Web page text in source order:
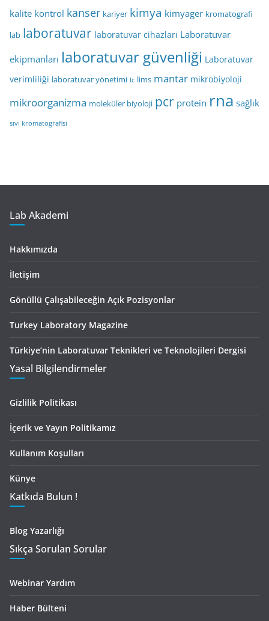
kalite kontrol kanser kariyer kimya kimyager kromatografi
lab laboratuvar laboratuvar cihazları Laboratuvar
ekipmanları laboratuvar güvenliği Laboratuvar
verimliliği laboratuvar yönetimi lc lims mantar mikrobiyoloji
mikroorganizma moleküler biyoloji pcr protein rna sağlık
sıvı kromatografisi
Lab Akademi
Hakkımızda
İletişim
Gönüllü Çalışabileceğin Açık Pozisyonlar
Turkey Laboratory Magazine
Türkiye’nin Laboratuvar Teknikleri ve Teknolojileri Dergisi
Yasal Bilgilendirmeler
Gizlilik Politikası
İçerik ve Yayın Politikamız
Kullanım Koşulları
Künye
Katkıda Bulun !
Blog Yazarlığı
Sıkça Sorulan Sorular
Webinar Yardım
Haber Bülteni